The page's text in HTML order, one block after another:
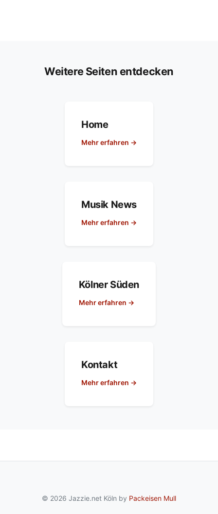
Weitere Seiten entdecken
Home
Mehr erfahren →
Musik News
Mehr erfahren →
Kölner Süden
Mehr erfahren →
Kontakt
Mehr erfahren →
© 2026 Jazzie.net Köln by Packeisen Mull